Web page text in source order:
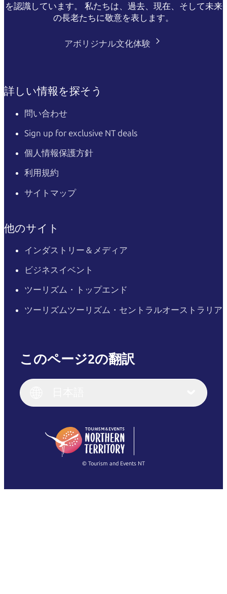
を認識しています。 私たちは、過去、現在、そして未来
の長老たちに敬意を表します。
アボリジナル文化体験
詳しい情報を探そう
問い合わせ
Sign up for exclusive NT deals
個人情報保護方針
利用規約
サイトマップ
他のサイト
インダストリー＆メディア
ビジネスイベント
ツーリズム・トップエンド
ツーリズムツーリズム・セントラルオーストラリア
このページ2の翻訳
English (US)
English
(Singapore)
Français
繁體中文
© Tourism and Events NT